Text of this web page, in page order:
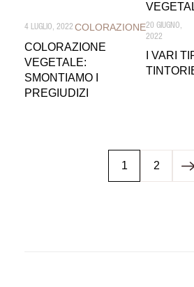
4 LUGLIO, 2022 COLORAZIONE
COLORAZIONE
VEGETALE:
SMONTIAMO I
PREGIUDIZI
20 GIUGNO,
2022
I VARI
Pagina
1
Pagina
2